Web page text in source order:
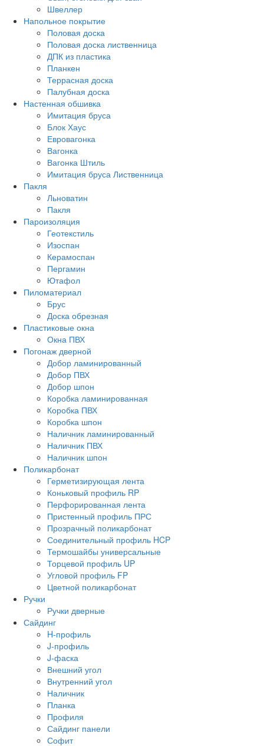
Швеллер
Напольное покрытие
Половая доска
Половая доска лиственница
ДПК из пластика
Планкен
Террасная доска
Палубная доска
Настенная обшивка
Имитация бруса
Блок Хаус
Евровагонка
Вагонка
Вагонка Штиль
Имитация бруса Лиственница
Пакля
Льноватин
Пакля
Пароизоляция
Геотекстиль
Изоспан
Керамоспан
Пергамин
Ютафол
Пиломатериал
Брус
Доска обрезная
Пластиковые окна
Окна ПВХ
Погонаж дверной
Добор ламинированный
Добор ПВХ
Добор шпон
Коробка ламинированная
Коробка ПВХ
Коробка шпон
Наличник ламинированный
Наличник ПВХ
Наличник шпон
Поликарбонат
Герметизирующая лента
Коньковый профиль RP
Перфорированная лента
Пристенный профиль ПРС
Прозрачный поликарбонат
Соединительный профиль HCP
Термошайбы универсальные
Торцевой профиль UP
Угловой профиль FP
Цветной поликарбонат
Ручки
Ручки дверные
Сайдинг
H-профиль
J-профиль
J-фаска
Внешний угол
Внутренний угол
Наличник
Планка
Профиля
Сайдинг панели
Софит